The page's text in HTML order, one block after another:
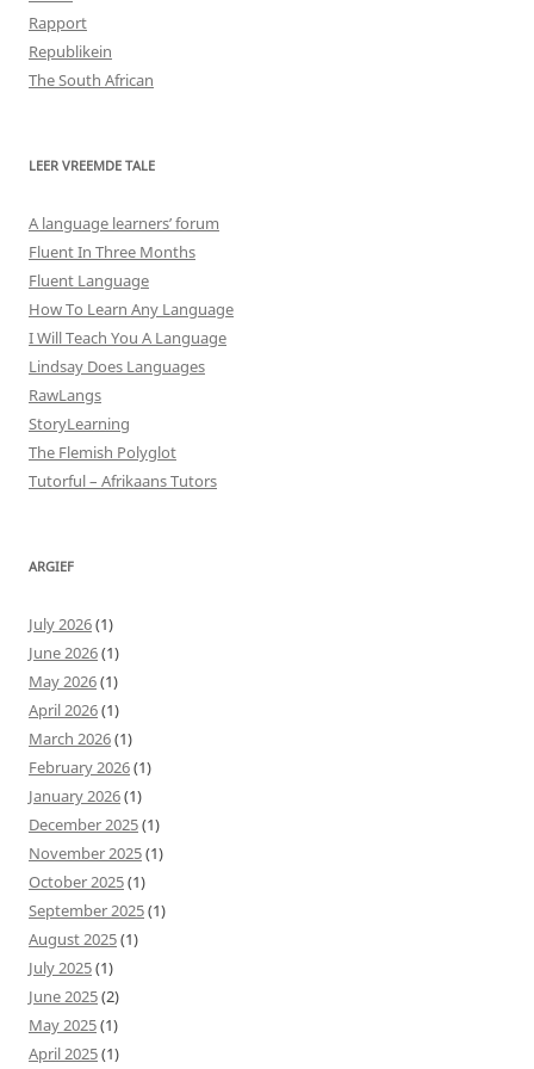
Rapport
Republikein
The South African
LEER VREEMDE TALE
A language learners’ forum
Fluent In Three Months
Fluent Language
How To Learn Any Language
I Will Teach You A Language
Lindsay Does Languages
RawLangs
StoryLearning
The Flemish Polyglot
Tutorful – Afrikaans Tutors
ARGIEF
July 2026(1)
June 2026(1)
May 2026(1)
April 2026(1)
March 2026(1)
February 2026(1)
January 2026(1)
December 2025(1)
November 2025(1)
October 2025(1)
September 2025(1)
August 2025(1)
July 2025(1)
June 2025(2)
May 2025(1)
April 2025(1)